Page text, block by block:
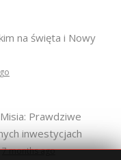
na święta i Nowy
Prawdziwe
inwestycjach
7 months ago